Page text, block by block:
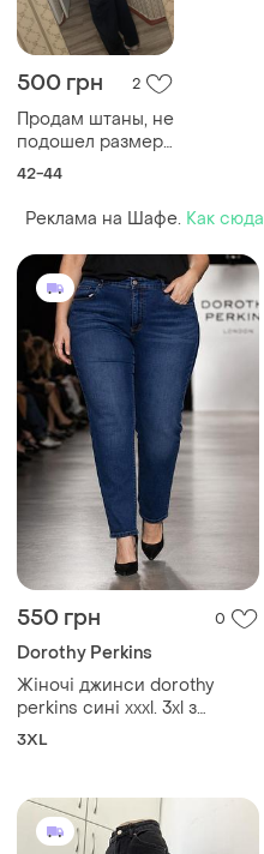
500 грн 2
Продам штаны, не
подошел размер
26
42-44
Реклама на Шафе. Как
550 грн 0
Dorothy Perkins
Жіночі джинси dorothy
perkins сині xxxl. 3xl з
бавовни
3XL